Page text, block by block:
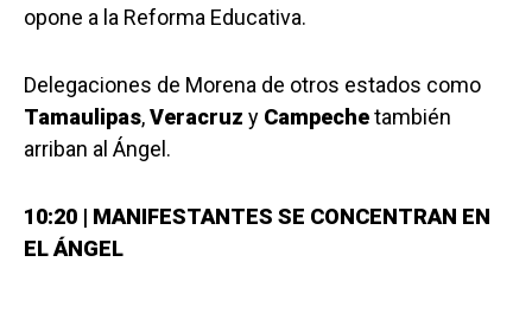
opone a la Reforma Educativa.
Delegaciones de Morena de otros estados como
Tamaulipas,Veracruz y Campechetambién
arriban al Ángel.
10:20 | MANIFESTANTES SE CONCENTRAN EN
EL ÁNGEL